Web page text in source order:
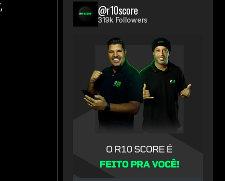
@r10score
319k Followers